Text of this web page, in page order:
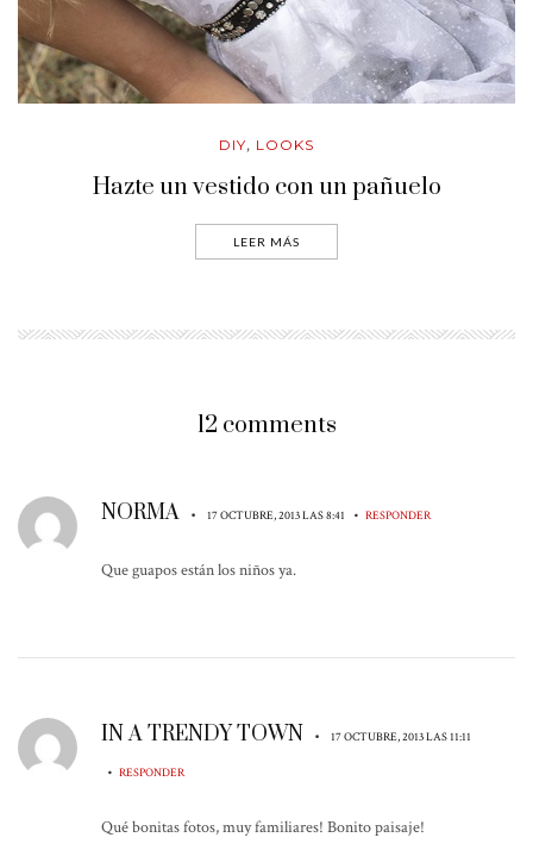
DIY, LOOKS
Hazte un vestido con un pañuelo
LEER MÁS
12 comments
NORMA • 17 OCTUBRE, 2013 LAS 8:41 • RESPONDER
Que guapos están los niños ya.
IN A TRENDY TOWN • 17 OCTUBRE, 2013 LAS 11:11
• RESPONDER
Qué bonitas fotos, muy familiares! Bonito paisaje!